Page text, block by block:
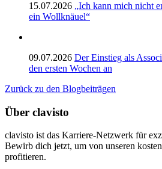
15.07.2026 „Ich kann mich nicht
ein Wollknäuel“
09.07.2026 Der Einstieg als
den ersten Wochen an
Zurück zu den Blogbeiträgen
Über clavisto
clavisto ist das Karriere-Netzwerk für
Bewirb dich jetzt, um von unseren
profitieren.